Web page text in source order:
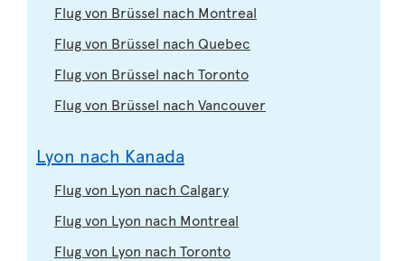
Flug von Brüssel nach Montreal
Flug von Brüssel nach Quebec
Flug von Brüssel nach Toronto
Flug von Brüssel nach Vancouver
Lyon nach Kanada
Flug von Lyon nach Calgary
Flug von Lyon nach Montreal
Flug von Lyon nach Toronto